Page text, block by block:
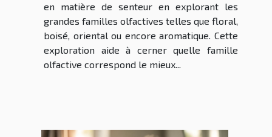
en matière de senteur en explorant les
grandes familles olfactives telles que floral,
boisé, oriental ou encore aromatique. Cette
exploration aide à cerner quelle famille
olfactive correspond le mieux...